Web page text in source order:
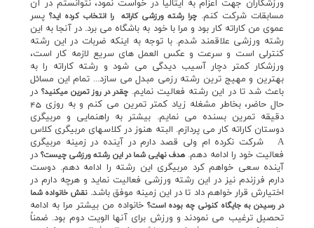
ورزشكاران جهت اعزام به ايتاليا در خواست نمود، نتوانستم در آن
مسابقات شركت كنم.چرا رشته ورزشي كاراته را انتخاب كرده ايد؟پسر
عموي من كاراته كار بود و مرا با خود به باشگاه مي برد. در آنجا به اين
رشته ورزشي علاقمند شدم. با توجه به اينكه ضربات در اين رشته
كنترلي است و سرعت و عكس العمل هاي سريع لازمه كار است،
ورزشكار كمتر دچار آسيب ديدگي مي شود و رشته كاراته را به
بهترين و مهيج ترين رشته رزمي مبدل مي سازد... تمام اين مسائل
باعث شد تا در اين رشته فعاليت نمايم.چقدر در روز تمرين ميكنيد؟در
حال حاضر،‌ بخاطر مشغله زياد كمتر تمرين مي كنم و به روزي 45
دقيقه تمرين بسنده مي نمايم. بيشتر به راهنمايي و مربيگري
دوستان كاراته كار مي پردازم. البته هنوز در كلاسهاي مربيگري كلاس
A شركت نكرده ام ولي قصد دارم در آينده در زمينه مربيگري
فعاليت خود را ادامه دهم. هدف نهايي شما در اين رشته ورزشي چيست؟در
آينده سعي خواهم كرد مربيگري اين رشته را ادامه دهم. دوست
دارم فرزندم نيز در اين رشته ورزشي فعاليت نمايد و هرچه دارم در
اختيارش قرار خواهم داد تا در اين زمينه موفق باشد.نقش خانواده شما
در رسيدن به جايگاه كنوني چه بوده است؟ خانواده من بيشتر مرا به ادامه
تحصيل ترغيب مي نمودند و ورزش براي آنها الويت دوم بود. ضمناً